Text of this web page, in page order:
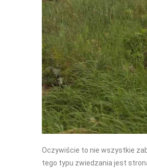
Oczywiście to nie wszystkie
tego typu zwiedzania jest